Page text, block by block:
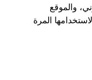
والموقع
المرة